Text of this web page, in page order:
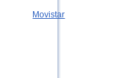
Movistar